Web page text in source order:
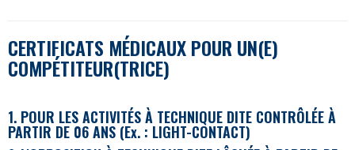
CERTIFICATS MÉDICAUX POUR UN(E)
COMPÉTITEUR(TRICE)
1. POUR LES ACTIVITÉS À TECHNIQUE DITE CONTRÔLÉEÀ
PARTIR DE 06 ANS (Ex. : LIGHT-CONTACT)